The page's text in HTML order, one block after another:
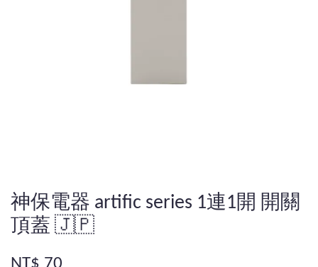
神保電器 artific series 1連1開 開關
頂蓋 🇯🇵